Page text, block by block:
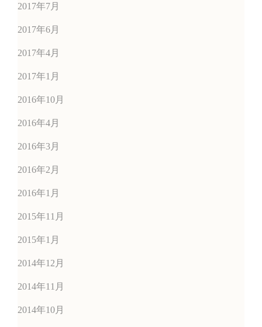
2017年7月
2017年6月
2017年4月
2017年1月
2016年10月
2016年4月
2016年3月
2016年2月
2016年1月
2015年11月
2015年1月
2014年12月
2014年11月
2014年10月